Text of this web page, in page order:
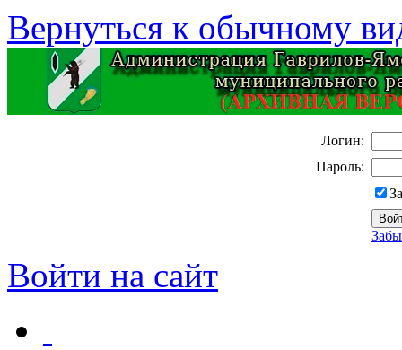
Вернуться к обычному
Логин:
Пароль:
Войти на сайт